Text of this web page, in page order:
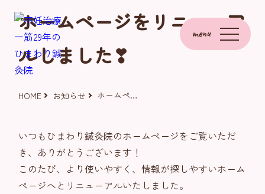
menu
ホームページをリニューア
ルしました❣
HOME お知らせ ホームページをリニューアルしました❣
いつもひまわり鍼灸院のホームページをご覧いただ
き、ありがとうございます！
このたび、より使いやすく、情報が探しやすいホーム
ページへとリニューアルいたしました。